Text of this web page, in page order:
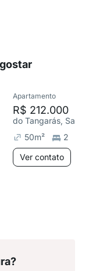
Apartamento
R$ 212.000
do Tangarás, Santa
50m² 2
Ver contato